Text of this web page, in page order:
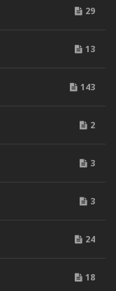
29
13
143
2
3
3
24
18